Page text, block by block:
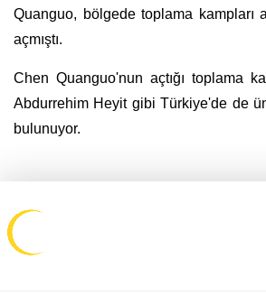
Quanguo, bölgede toplama kampları
açmıştı.
Chen Quanguo'nun açtığı toplama
Abdurrehim Heyit gibi Türkiye'de de
bulunuyor.